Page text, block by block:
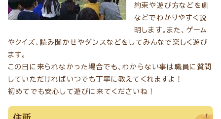
約束や遊び方などを劇
などでわかりやすく説
明します。また、ゲーム
やクイズ、読み聞かせやダンスなどをしてみんなで楽しく遊び
ます。
この日に来られなかった場合でも、わからない事は職員に質問
していただければいつでも丁寧に教えてくれますよ！
初めてでも安心して遊びに来てくださいね！